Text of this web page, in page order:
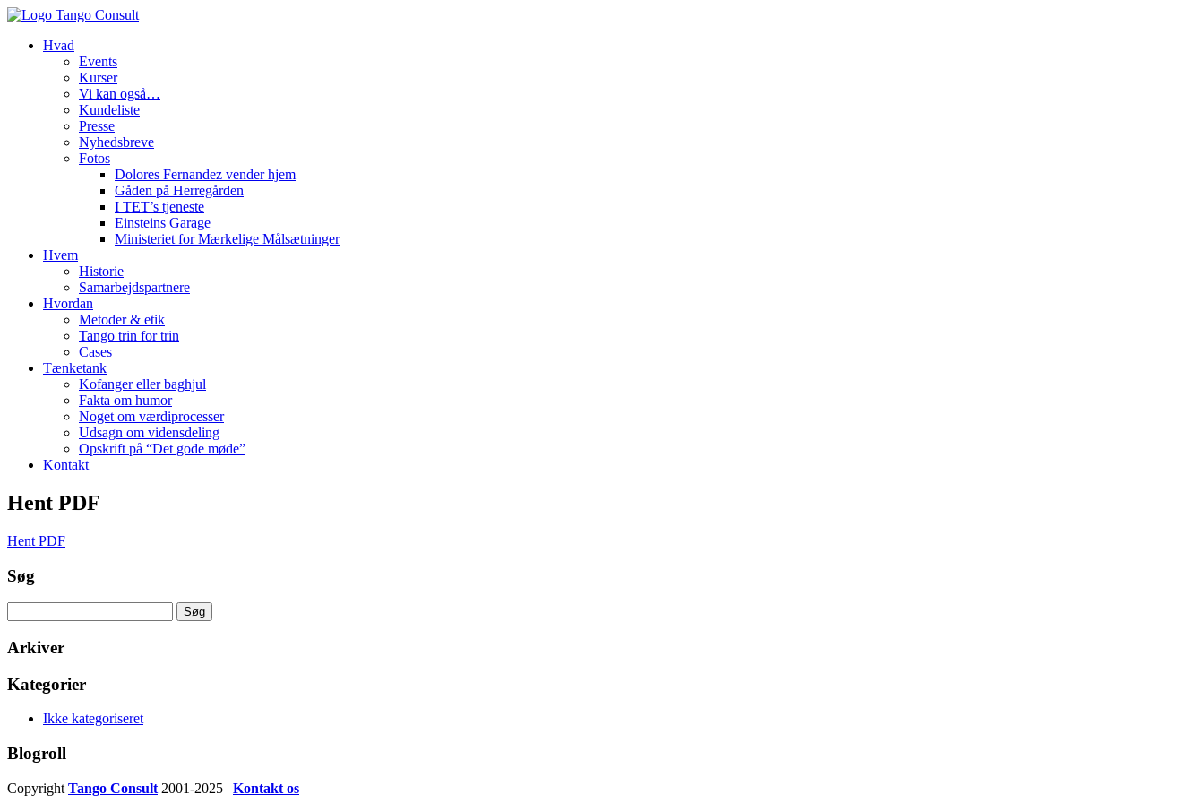
Hvad
Events
Kurser
Vi kan også…
Kundeliste
Presse
Nyhedsbreve
Fotos
Dolores Fernandez vender hjem
Gåden på Herregården
I TET’s tjeneste
Einsteins Garage
Ministeriet for Mærkelige Målsætninger
Hvem
Historie
Samarbejdspartnere
Hvordan
Metoder & etik
Tango trin for trin
Cases
Tænketank
Kofanger eller baghjul
Fakta om humor
Noget om værdiprocesser
Udsagn om vidensdeling
Opskrift på “Det gode møde”
Kontakt
Hent PDF
Hent PDF
Søg
efter:
Arkiver
Kategorier
Ikke kategoriseret
Blogroll
Copyright Tango Consult 2001-2025 | Kontakt os